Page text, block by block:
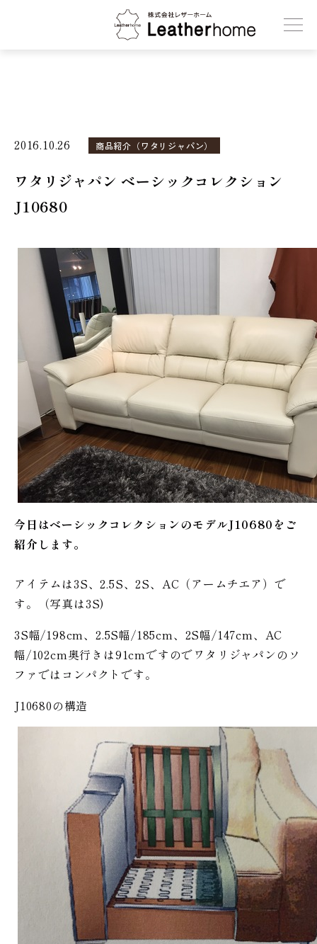
株式会社レザーホーム
2016.10.26 商品紹介（ワタリジャパン）
ワタリジャパン ベーシックコレクション
J10680
今日はベーシックコレクションのモデルJ10680をご
紹介します。
アイテムは3S、2.5S、2S、AC（アームチエア）で
す。（写真は3S)
3S幅/198cm、2.5S幅/185cm、2S幅/147cm、AC
幅/102cm奥行きは91cmですのでワタリジャパンのソ
ファではコンパクトです。
J10680の構造